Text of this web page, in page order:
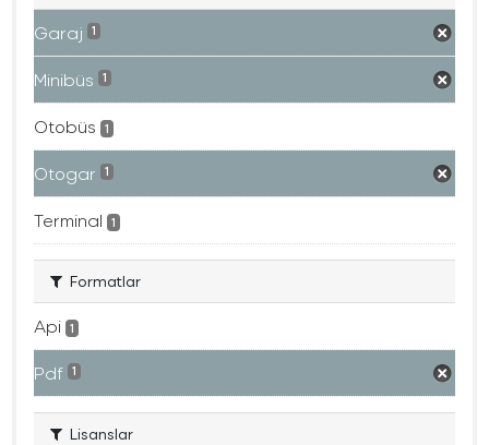
Garaj 1
Minibüs 1
Otobüs 1
Otogar 1
Terminal 1
Formatlar
Api 1
Pdf 1
Lisanslar